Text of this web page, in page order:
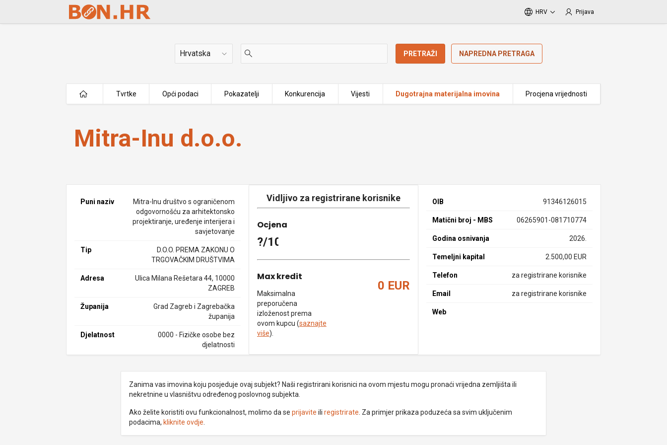
Skip to Main Content
HRV Prijava
Država PRETRAŽI NAPREDNA PRETRAGA
Tvrtke Opći podaci Pokazatelji Konkurencija Vijesti Dugotrajna materijalna imovina Procjena vrijednosti
Mitra-Inu d.o.o.
Mitra-Inu d.o.o.
Puni naziv
Mitra-Inu društvo s ograničenom
odgovornošću za arhitektonsko
projektiranje, uređenje interijera i
savjetovanje
Tip
D.O.O. PREMA ZAKONU O
TRGOVAČKIM DRUŠTVIMA
Adresa
Ulica Milana Rešetara 44, 10000
ZAGREB
Županija
Grad Zagreb i Zagrebačka
županija
Djelatnost
0000 - Fizičke osobe bez
djelatnosti
Vidljivo za registrirane korisnike
Ocjena
?/10
Max kredit
Maksimalna
preporučena
izloženost prema
ovom kupcu (saznajte
više).
0 EUR
OIB 91346126015
Matični broj - MBS 06265901-081710774
Godina osnivanja 2026.
Temeljni kapital 2.500,00 EUR
Telefon za registrirane korisnike
Email za registrirane korisnike
Web
Zanima vas imovina koju posjeduje ovaj subjekt? Naši registrirani korisnici na ovom mjestu mogu pronaći vrijedna zemljišta ili
nekretnine u vlasništvu određenog poslovnog subjekta.
Ako želite koristiti ovu funkcionalnost, molimo da se prijavite ili registrirate . Za primjer prikaza poduzeća sa svim uključenim
podacima, kliknite ovdje